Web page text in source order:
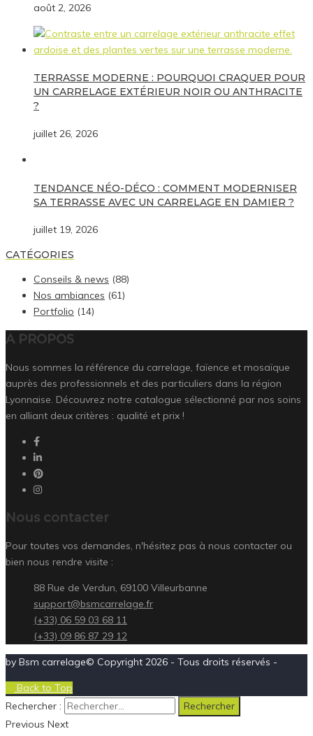
août 2, 2026
TERRASSE MODERNE : POURQUOI CRAQUER POUR
UN CARRELAGE EXTÉRIEUR NOIR OU ANTHRACITE
?
juillet 26, 2026
TENDANCE NÉO-DÉCO : COMMENT MODERNISER
SA TERRASSE AVEC UN CARRELAGE EN DAMIER ?
juillet 19, 2026
CATÉGORIES
Conseils & news (88)
Nos ambiances (61)
Portfolio (14)
A PROPOS
Nous sommes la référence du carrelage, faïence et mosaïque
auprès des professionnels et des particuliers dans la région
Lyonnaise. Découvrez notre catalogue sélectionné par nos soins
en alliant deux critères : qualité et prix !
Nous contacter
Pour toutes vos demandes, n'hésitez pas à nous contacter ou
bien nous rendre visite :
88 Rue de Verdun, 69100 Villeurbanne
support@bsmcarrelage.fr
(+33) 06 59 03 68 11
(+33) 09 86 87 29 12
by Bsm carrelage© Copyright 2026 - Tous droits réservés -
Back to Top
Rechercher :
Previous Next